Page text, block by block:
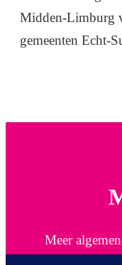
Midden-Limburg
gemeenten Echt-
Meer